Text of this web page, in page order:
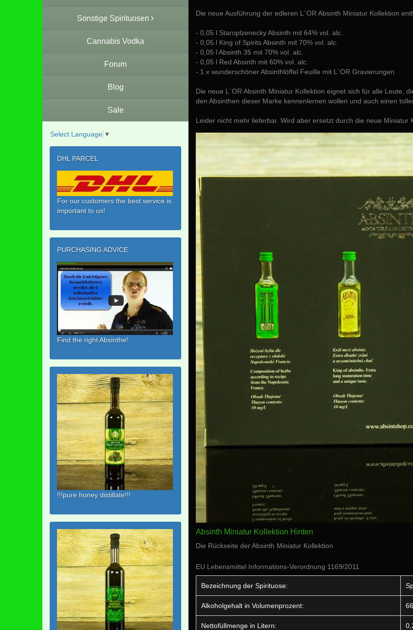
Sonstige Spirituosen
Cannabis Vodka
Forum
Blog
Sale
Select Language ▼
DHL PARCEL
For our customers the best service is
important to us!
PURCHASING ADVICE
Find the right Absinthe!
!!!pure honey distillate!!!
Die neue Ausführung der edleren L`OR Absinth Miniatur Kollektion
- 0,05 l Staroplzenecky Absinth mit 64% vol. alc.
- 0,05 l King of Spirits Absinth mit 70% vol. alc.
- 0,05 l Absinth 35 mit 70% vol. alc.
- 0,05 l Red Absinth mit 60% vol. alc.
- 1 x wunderschöner Absinthlöffel Feuille mit L`OR Gravierungen
Die neue L`OR Absinth Miniatur Kollektion eignet sich für alle Leute,
den Absinthen dieser Marke kennenlernen wollen und auch einen
Leider nicht mehr lieferbar. Wird aber ersetzt durch die neue Miniatur
Absinth Miniatur Kollektion Hinten
Die Rückseite der Absinth Miniatur Kollektion
EU Lebensmittel Informations-Verordnung 1169/2011
Bezeichnung der Spirituose:
Alkoholgehalt in Volumenprozent: 66
Nettofüllmenge in Litern: